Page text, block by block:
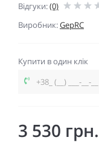
Відгуки:(0)
Виробник:GepRC
Купити в один клік
3 530 грн.